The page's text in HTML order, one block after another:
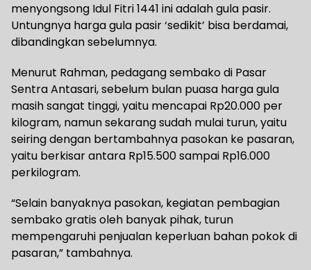
menyongsong Idul Fitri 1441 ini adalah gula pasir.
Untungnya harga gula pasir ‘sedikit’ bisa berdamai,
dibandingkan sebelumnya.
Menurut Rahman, pedagang sembako di Pasar
Sentra Antasari, sebelum bulan puasa harga gula
masih sangat tinggi, yaitu mencapai Rp20.000 per
kilogram, namun sekarang sudah mulai turun, yaitu
seiring dengan bertambahnya pasokan ke pasaran,
yaitu berkisar antara Rp15.500 sampai Rp16.000
perkilogram.
“Selain banyaknya pasokan, kegiatan pembagian
sembako gratis oleh banyak pihak, turun
mempengaruhi penjualan keperluan bahan pokok di
pasaran,” tambahnya.